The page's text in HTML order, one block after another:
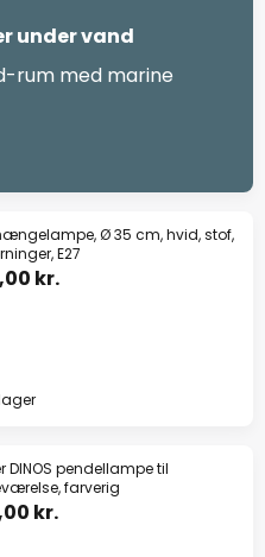
under vand
rum med marine
Ø 35 cm, hvid, stof,
E27
kr.
DINOS pendellampe til
farverig
kr.